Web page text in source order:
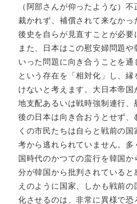
（阿部さんが仰ったような）
裁かれず、補償されて来なか
後史を自らが見直すことが必要
また、日本はこの慰安婦問題や
いった問題に向き合うことを
という存在を「相対化」し、
けないと考えます。大日本帝
地支配あるいは戦時強制連行
後の日本は向き合おうとせず
くの市民たちは自らと戦前の
考から逃れられていません。
国時代のかつての蛮行を韓国か
分が韓国から批判されていると
えのように国家、しかも戦前の
化させるのは、非常に異様で